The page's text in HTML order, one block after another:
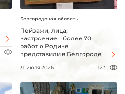
Белгородская область
Пейзажи, лица,
настроение – более 70
работ о Родине
представили в Белгороде
31 июля 2026 127